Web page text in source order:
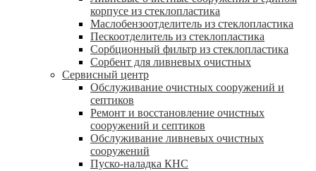
корпусе из стеклопластика
Маслобензоотделитель из стеклопластика
Пескоотделитель из стеклопластика
Сорбционный фильтр из стеклопластика
Сорбент для ливневых очистных
Сервисный центр
Обслуживание очистных сооружений и
септиков
Ремонт и восстановление очистных
сооружений и септиков
Обслуживание ливневых очистных
сооружений
Пуско-наладка КНС